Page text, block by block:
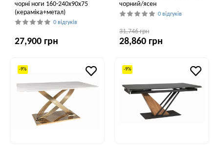
чорні ноги 160-240x90x75
(кераміка+метал)
0 відгуків
27,900 грн
чорний/ясен
0 відгуків
31,746 грн
28,860 грн
-9% -9%